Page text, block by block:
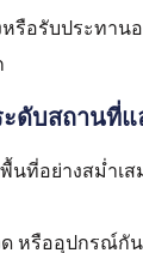
รือรับประทาน
ดับสถานที่แ
นที่อย่างสม่ำเส
ด หรืออุปกรณ์กั